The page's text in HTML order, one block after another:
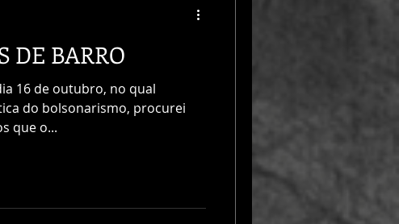
DE BARRO
16 de outubro, no qual
do bolsonarismo, procurei
que o...